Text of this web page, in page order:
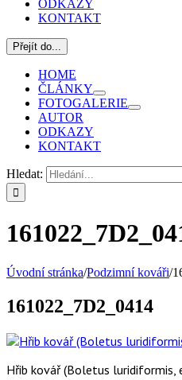
ODKAZY
KONTAKT
Přejít do...
HOME
ČLÁNKY
FOTOGALERIE
AUTOR
ODKAZY
KONTAKT
Hledat:
Úvodní stránka/Podzimní kováři/
161022_7D2_0414
Hřib kovář (Boletus luridiformis,